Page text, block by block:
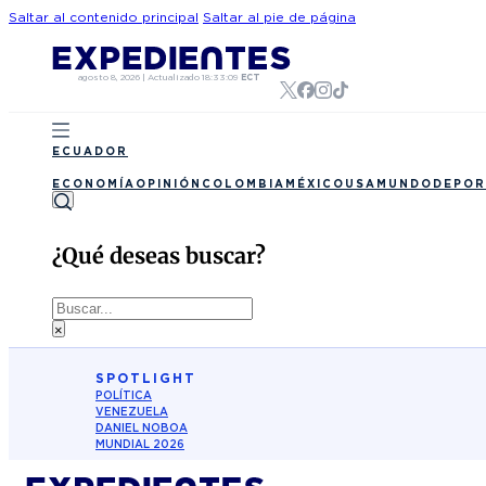
Saltar al contenido principal Saltar al pie de página
agosto 8, 2026 | Actualizado 18:33:09 ECT
ECUADOR
ECONOMÍA OPINIÓN COLOMBIA MÉXICO USA MUNDO
¿Qué deseas buscar?
Buscar
×
SPOTLIGHT
POLÍTICA
VENEZUELA
DANIEL NOBOA
MUNDIAL 2026